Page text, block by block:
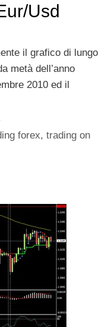
Usd
il grafico di lungo
metà dell’anno
2010 ed il
forex,trading on